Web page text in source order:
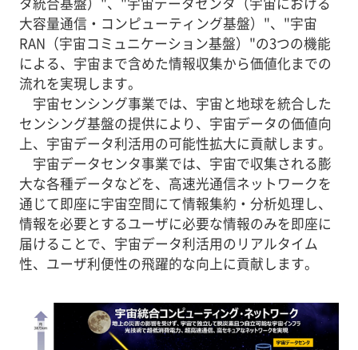
大容量通信・コンピューティング基盤）"、"宇宙
RAN（宇宙コミュニケーション基盤）"の3つの機能
による、宇宙まで含めた情報収集から価値化までの
流れを実現します。
宇宙センシング事業では、宇宙と地球を統合した
センシング基盤の提供により、宇宙データの価値向
上、宇宙データ利活用の可能性拡大に貢献します。
宇宙データセンタ事業では、宇宙で収集される膨
大な各種データなどを、高速光通信ネットワークを
通じて即座に宇宙空間にて情報集約・分析処理し、
情報を必要とするユーザに必要な情報のみを即座に
届けることで、宇宙データ利活用のリアルタイム
性、ユーザ利便性の飛躍的な向上に貢献します。